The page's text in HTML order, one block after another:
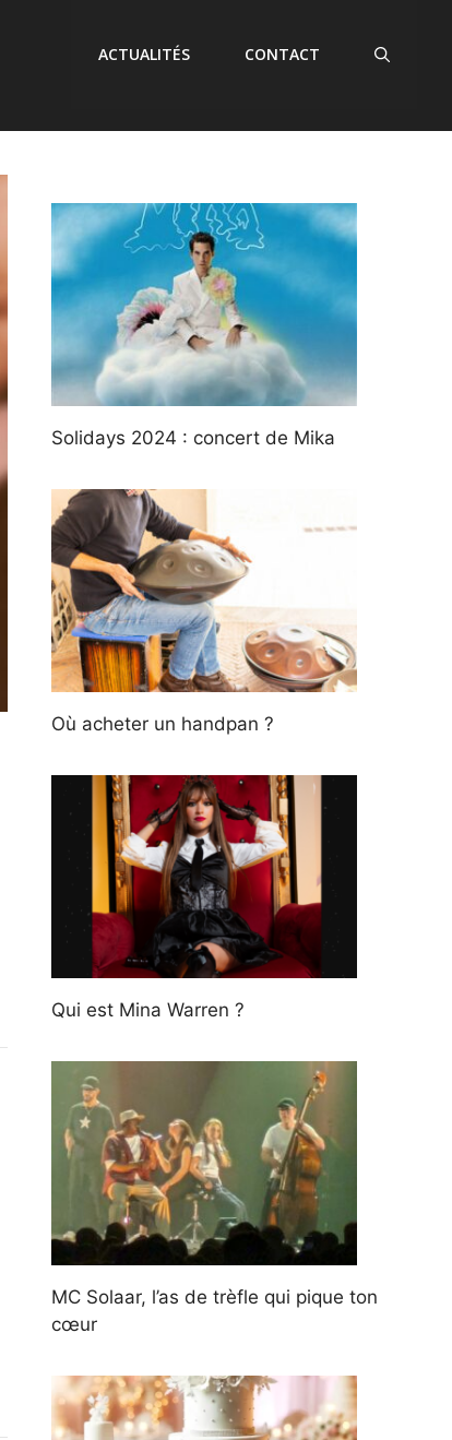
ACTUALITÉS CONTACT
Solidays 2024 : concert de Mika
Où acheter un handpan ?
Qui est Mina Warren ?
MC Solaar, l’as de trèfle qui pique ton
cœur